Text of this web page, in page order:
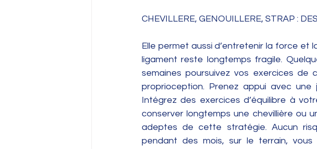
CHEVILLERE, GENOUILLERE, STRAP :
Elle permet aussi d’entretenir la force et
ligament reste longtemps fragile.
semaines poursuivez vos exercices de
proprioception. Prenez appui avec
Intégrez des exercices d’équilibre à
conserver longtemps une chevillière ou
adeptes de cette stratégie. Aucun
pendant des mois, sur le terrain,